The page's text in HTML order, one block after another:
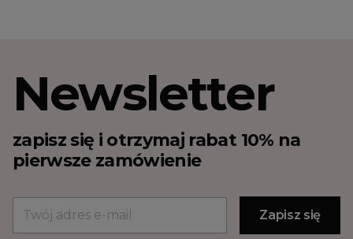
Newsletter
zapisz się i otrzymaj rabat 10% na
pierwsze zamówienie